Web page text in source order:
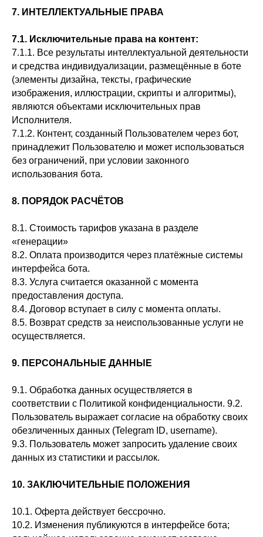
7. ИНТЕЛЛЕКТУАЛЬНЫЕ ПРАВА
7.1. Исключительные права на контент:
7.1.1. Все результаты интеллектуальной деятельности
и средства индивидуализации, размещённые в боте
(элементы дизайна, тексты, графические
изображения, иллюстрации, скрипты и алгоритмы),
являются объектами исключительных прав
Исполнителя.
7.1.2. Контент, созданный Пользователем через бот,
принадлежит Пользователю и может использоваться
без ограничений, при условии законного
использования бота.
8. ПОРЯДОК РАСЧЁТОВ
8.1. Стоимость тарифов указана в разделе
«генерации»
8.2. Оплата производится через платёжные системы
интерфейса бота.
8.3. Услуга считается оказанной с момента
предоставления доступа.
8.4. Договор вступает в силу с момента оплаты.
8.5. Возврат средств за неиспользованные услуги не
осуществляется.
9. ПЕРСОНАЛЬНЫЕ ДАННЫЕ
9.1. Обработка данных осуществляется в
соответствии с Политикой конфиденциальности. 9.2.
Пользователь выражает согласие на обработку своих
обезличенных данных (Telegram ID, username).
9.3. Пользователь может запросить удаление своих
данных из статистики и рассылок.
10. ЗАКЛЮЧИТЕЛЬНЫЕ ПОЛОЖЕНИЯ
10.1. Оферта действует бессрочно.
10.2. Изменения публикуются в интерфейсе бота;